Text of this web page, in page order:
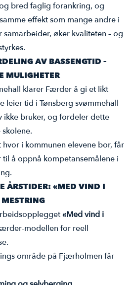
bred faglig forankring, og
effekt som mange andre i
øker kvaliteten – og
AV BASSENGTID –
MULIGHETER
klarer Færder å gi et likt
leier tid i Tønsberg svømmehall
ikke bruker, og fordeler dette
hvor i kommunen elevene bor, får
å oppnå kompetansemålene i
ÅRSTIDER: «MED VIND I
«Med vind i
modellen for reell
område på Fjærholmen får